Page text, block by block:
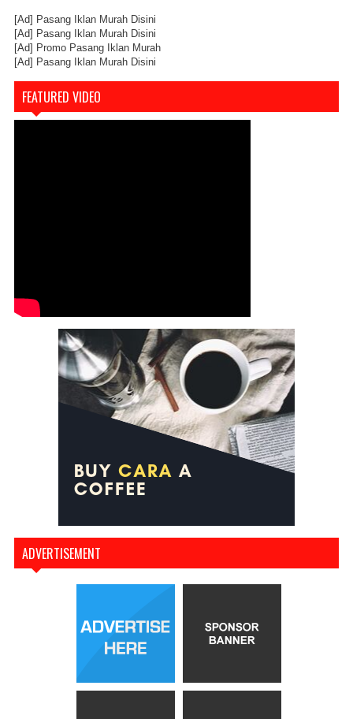
[Ad] Pasang Iklan Murah Disini
[Ad] Pasang Iklan Murah Disini
[Ad] Promo Pasang Iklan Murah
[Ad] Pasang Iklan Murah Disini
FEATURED VIDEO
ADVERTISEMENT